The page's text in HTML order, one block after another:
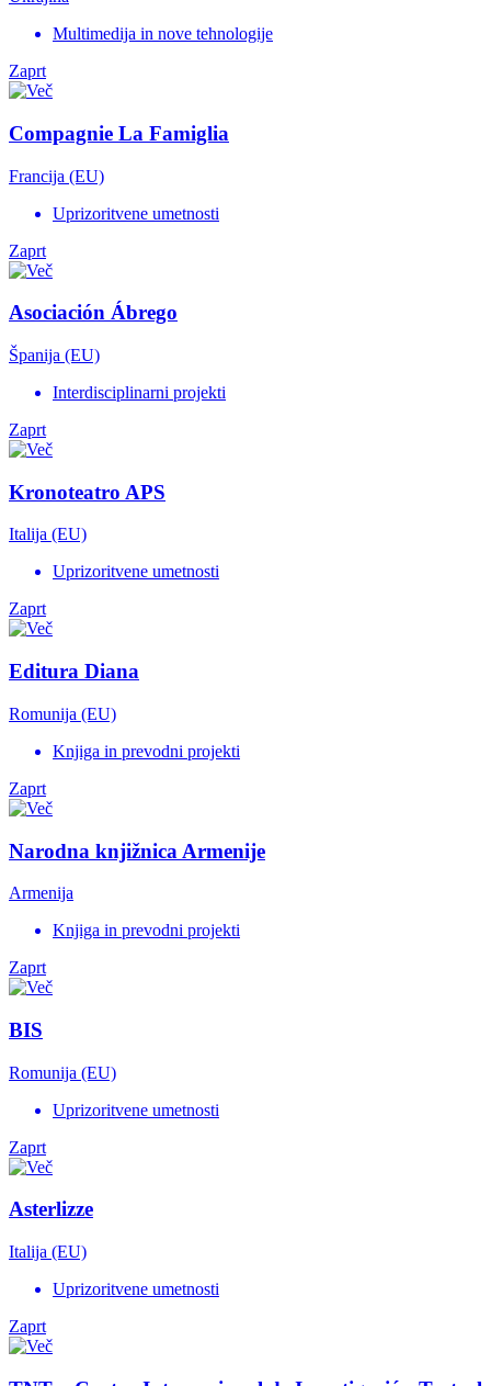
Multimedija in nove tehnologije
Zaprt
Compagnie La Famiglia
Francija (EU)
Uprizoritvene umetnosti
Zaprt
Asociación Ábrego
Španija (EU)
Interdisciplinarni projekti
Zaprt
Kronoteatro APS
Italija (EU)
Uprizoritvene umetnosti
Zaprt
Editura Diana
Romunija (EU)
Knjiga in prevodni projekti
Zaprt
Narodna knjižnica Armenije
Armenija
Knjiga in prevodni projekti
Zaprt
BIS
Romunija (EU)
Uprizoritvene umetnosti
Zaprt
Asterlizze
Italija (EU)
Uprizoritvene umetnosti
Zaprt